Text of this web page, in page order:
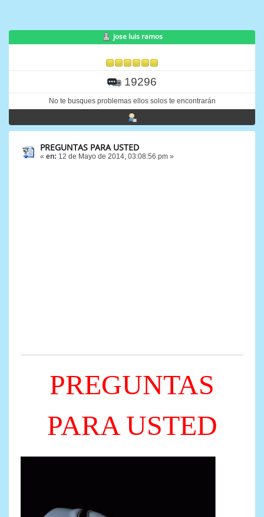
jose luis ramos
19296
No te busques problemas ellos solos te encontrarán
PREGUNTAS PARA USTED
« en: 12 de Mayo de 2014, 03:08:56 pm »
PREGUNTAS
PARA USTED